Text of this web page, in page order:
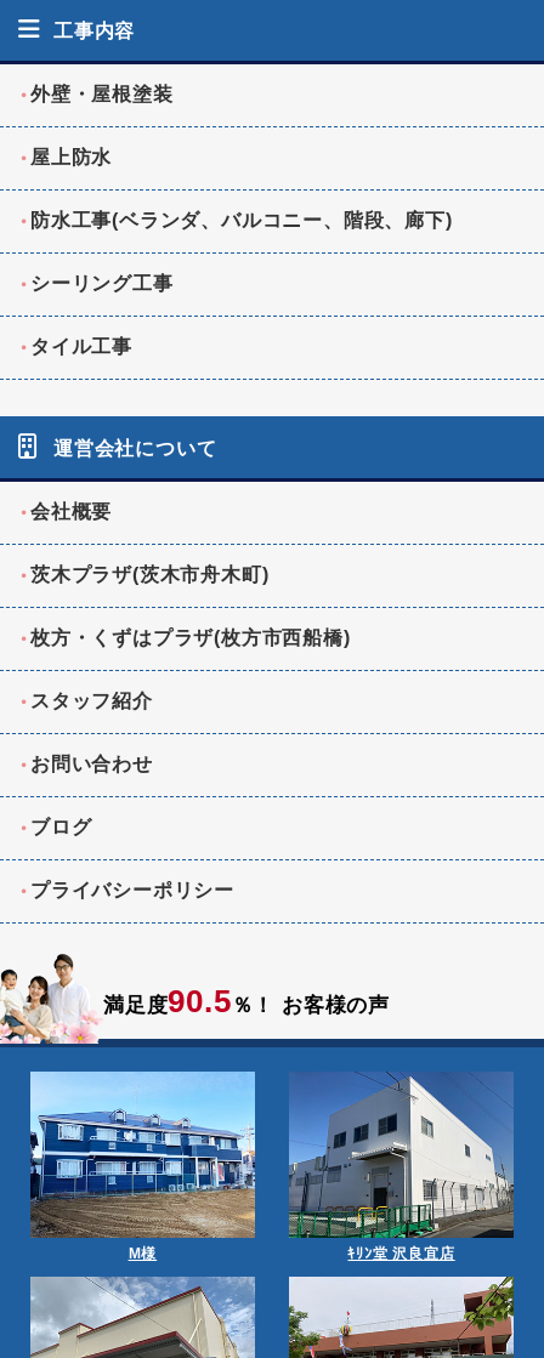
工事内容
外壁・屋根塗装
屋上防水
防水工事(ベランダ、バルコニー、階段、廊下)
シーリング工事
タイル工事
運営会社について
会社概要
茨木プラザ(茨木市舟木町)
枚方・くずはプラザ(枚方市西船橋)
スタッフ紹介
お問い合わせ
ブログ
プライバシーポリシー
満足度90.5 ％！ お客様の声
M様 ｷﾘﾝ堂 沢良宜店